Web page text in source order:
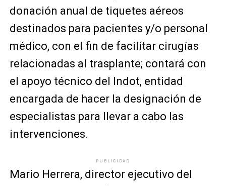
donación anual de tiquetes aéreos
destinados para pacientes y/o personal
médico, con el fin de facilitar cirugías
relacionadas al trasplante; contará con
el apoyo técnico del Indot, entidad
encargada de hacer la designación de
especialistas para llevar a cabo las
intervenciones.
PUBLICIDAD
Mario Herrera, director ejecutivo del